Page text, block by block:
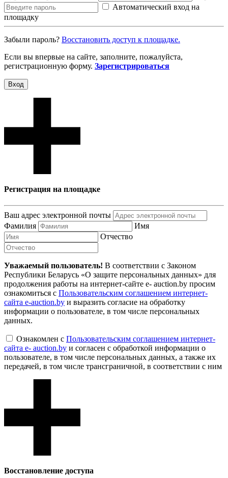
Автоматический вход на
площадку
Забыли пароль? Восcтановить доступ к площадке.
Если вы впервые на сайте, заполните, пожалуйста,
регистрационную форму. Зарегистрироваться
Вход
Регистрация на площадке
Ваш адрес электронной почты
Фамилия
Имя
Отчество
Уважаемый пользователь! В соответствии с Законом
Республики Беларусь «О защите персональных данных» для
продолжения работы на интернет-сайте e- auction.by просим
ознакомиться с Пользовательским соглашением интернет-
сайта e-auction.by и выразить согласие на обработку
информации о пользователе, в том числе персональных
данных.
Ознакомлен с Пользовательским соглашением интернет-
сайта e- auction.by и согласен с обработкой информации о
пользователе, в том числе персональных данных, а также их
передачей, в том числе трансграничной, в соответствии с ним
Восcтановление доступа